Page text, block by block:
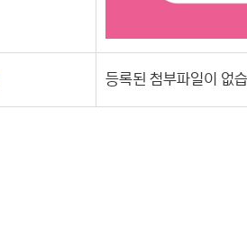
등록된 첨부파일이 없